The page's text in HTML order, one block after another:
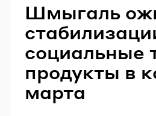
Шмыгаль
социальные
продукты в
марта